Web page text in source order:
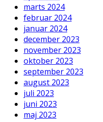
marts 2024
februar 2024
januar 2024
december 2023
november 2023
oktober 2023
september 2023
august 2023
juli 2023
juni 2023
maj 2023